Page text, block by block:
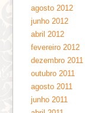
agosto 2012
junho 2012
abril 2012
fevereiro 2012
dezembro 2011
outubro 2011
agosto 2011
junho 2011